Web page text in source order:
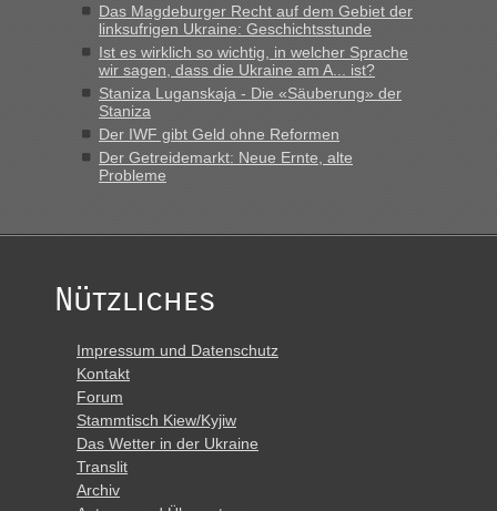
„Derzeit, ist es überall sehr voll an den Grenzen Ukraine/
Polen. Zb. Krakovets 100 PKW ca. 10 h Wartezeit. Wollen
Montag rüber, versuchen es sehr früh.“
Das Magdeburger Recht auf dem Gebiet der
linksufrigen Ukraine: Geschichtsstunde
Ist es wirklich so wichtig, in welcher Sprache
wir sagen, dass die Ukraine am A... ist?
Staniza Luganskaja - Die «Säuberung» der
Staniza
Der IWF gibt Geld ohne Reformen
Der Getreidemarkt: Neue Ernte, alte
Probleme
Nützliches
Impressum und Datenschutz
Kontakt
Forum
Stammtisch Kiew/Kyjiw
Das Wetter in der Ukraine
Translit
Archiv